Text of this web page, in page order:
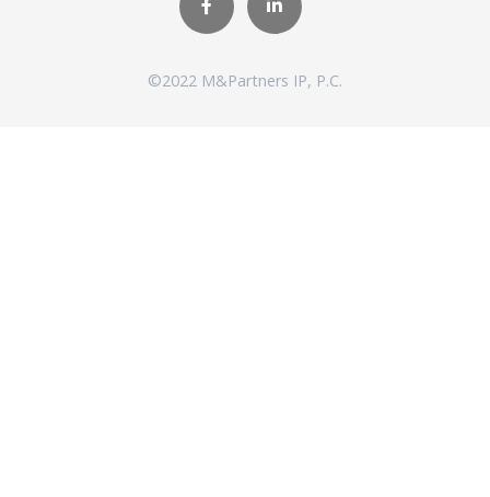
©2022 M&Partners IP, P.C.